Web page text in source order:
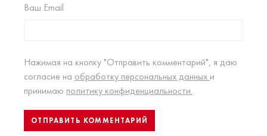
Ваш Email
Нажимая на кнопку "Отправить комментарий", я даю
согласие на обработку персональных данных и
принимаю политику конфиденциальности.